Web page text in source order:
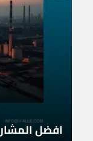
افضل